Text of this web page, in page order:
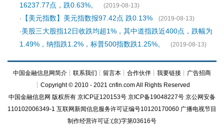
16237.77点，跌0.63%。
(2019-08-13)
·
【美元指数】美元指数报97.42点 跌0.13%
(2019-08-13)
·美股三大股指12日收跌均超1%，其中道指跌近400点，跌幅为
1.49%，纳指跌1.2%，标普500指数跌1.25%。
(2019-08-13)
中国金融信息网简介 ┊ 联系我们 ┊ 留言本 ┊ 合作伙伴 ┊ 我要链接 ┊ 广告招商
┊Copyright © 2010 - 2021 cnfin.com All Rights Reserved
中国金融信息网 版权所有 京ICP证120153号 京ICP备19048227号 京公网安备
110102006349-1 互联网新闻信息服务许可证编号10120170060 广播电视节目
制作经营许可证:(京)字第03616号